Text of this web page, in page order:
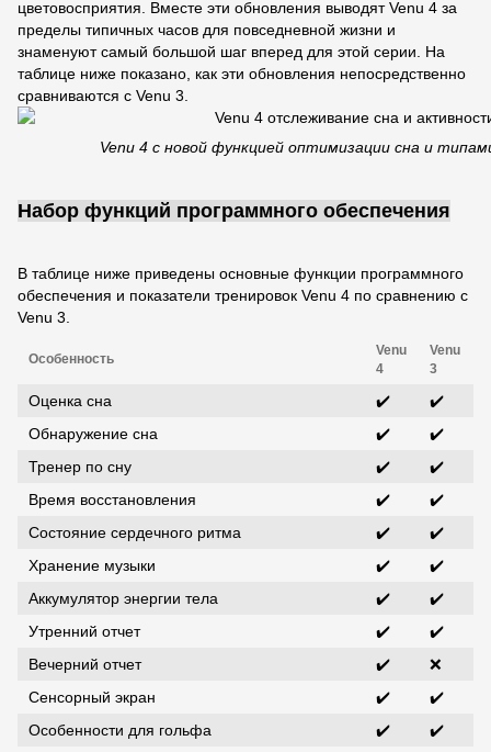
цветовосприятия. Вместе эти обновления выводят Venu 4 за
пределы типичных часов для повседневной жизни и
знаменуют самый большой шаг вперед для этой серии. На
таблице ниже показано, как эти обновления непосредственно
сравниваются с Venu 3.
Venu 4 с новой функцией оптимизации сна и
Набор функций программного обеспечения
В таблице ниже приведены основные функции программного
обеспечения и показатели тренировок Venu 4 по сравнению с
Venu 3.
Особенность
Venu
4
Venu
3
Оценка сна ✔️
✔️
Обнаружение сна
✔️
✔️
Тренер по сну
✔️
✔️
Время восстановления
✔️
✔️
Состояние сердечного ритма
✔️
✔️
Хранение музыки
✔️
✔️
Аккумулятор энергии тела
✔️
✔️
Утренний отчет
✔️
✔️
Вечерний отчет
✔️
❌
Сенсорный экран
✔️
✔️
Особенности для гольфа
✔️
✔️